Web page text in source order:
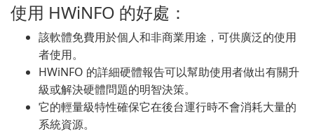
使用 HWiNFO 的好處：
該軟體免費用於個人和非商業用途，可供廣泛的使用
者使用。
HWiNFO 的詳細硬體報告可以幫助使用者做出有關升
級或解決硬體問題的明智決策。
它的輕量級特性確保它在後台運行時不會消耗大量的
系統資源。